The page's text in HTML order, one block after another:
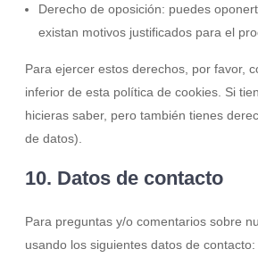
Derecho de oposición: puedes
existan motivos justificados para el
Para ejercer estos derechos, por favor,
inferior de esta política de cookies. Si
hicieras saber, pero también tienes
de datos).
10. Datos de contacto
Para preguntas y/o comentarios sobre
usando los siguientes datos de contacto: